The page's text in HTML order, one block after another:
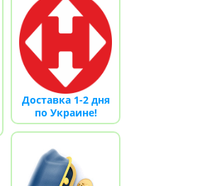
Доставка 1-2 дня
по Украине!